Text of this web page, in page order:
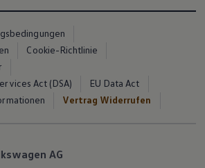
Cookie-Richtlinie
Act (DSA)
EU Data Act
Vertrag Widerrufen
AG